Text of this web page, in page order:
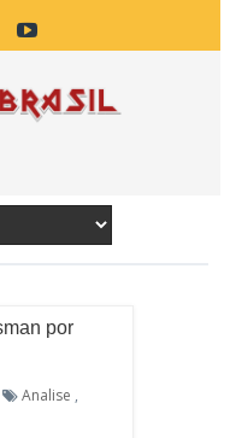
por
Analise ,